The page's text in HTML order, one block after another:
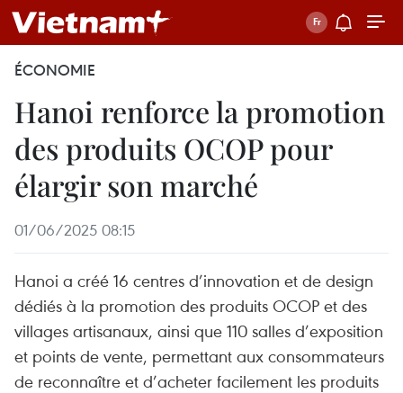
ÉCONOMIE
Hanoi renforce la promotion
des produits OCOP pour
élargir son marché
01/06/2025 08:15
Hanoi a créé 16 centres d’innovation et de design
dédiés à la promotion des produits OCOP et des
villages artisanaux, ainsi que 110 salles d’exposition
et points de vente, permettant aux consommateurs
de reconnaître et d’acheter facilement les produits